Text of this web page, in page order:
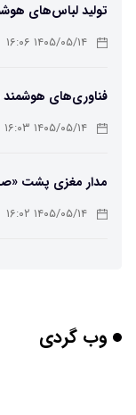
تولید لباس‌های
کریگامی»
۱۴۰۵/۰۵/۱۴ ۱۶:۰۶
فناوری‌های
۱۴۰۵/۰۵/۱۴ ۱۶:۰۳
مدار مغزی پشت
۱۴۰۵/۰۵/۱۴ ۱۶:۰۲
هوش مصنوعی جدید،
وب گردی